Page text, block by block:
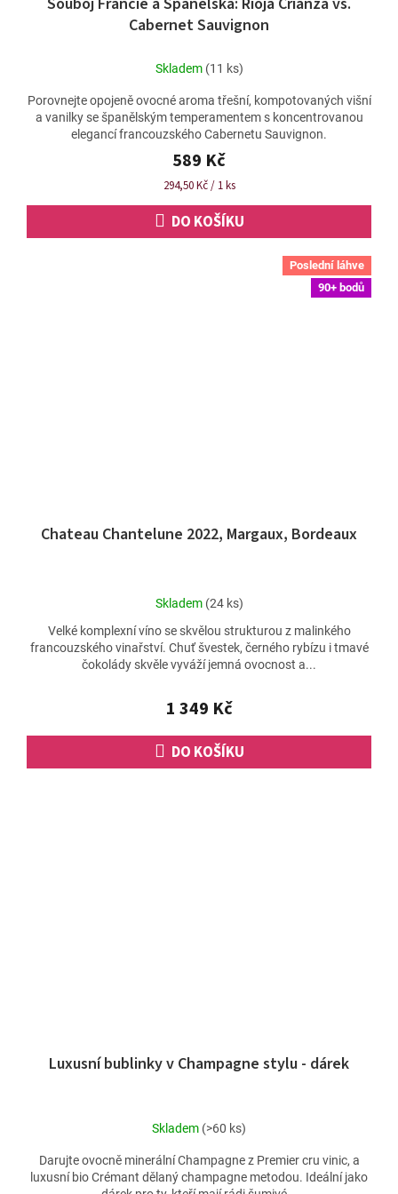
Cabernet Sauvignon
Skladem (11 ks)
589 Kč
Měrná
294,50 Kč / 1 ks
DO KOŠÍKU
Porovnejte opojeně ovocné aroma třešní, kompotovaných višní
a vanilky se španělským temperamentem s koncentrovanou
elegancí francouzského Cabernetu Sauvignon.
Poslední láhve
90+ bodů
Chateau Chantelune 2022, Margaux, Bordeaux
Průměrné
produktu
je
5,0
5
hvězdiček.
Skladem (24 ks)
1 349 Kč
DO KOŠÍKU
Velké komplexní víno se skvělou strukturou z malinkého
francouzského vinařství. Chuť švestek, černého rybízu i tmavé
čokolády skvěle vyváží jemná ovocnost a...
Luxusní bublinky v Champagne stylu - dárek
Skladem (>60 ks)
Darujte ovocně minerální Champagne z Premier cru vinic, a
luxusní bio Crémant dělaný champagne metodou. Ideální jako